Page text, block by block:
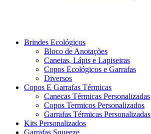
Brindes Ecológicos
Bloco de Anotações
Canetas, Lápis e Lapiseiras
Copos Ecológicos e Garrafas
Diversos
Copos E Garrafas Térmicas
Canecas Térmicas Personalizadas
Copos Termicos Personalizados
Garrafas Térmicas Personalizadas
Kits Personalizados
Garrafas Squeeze